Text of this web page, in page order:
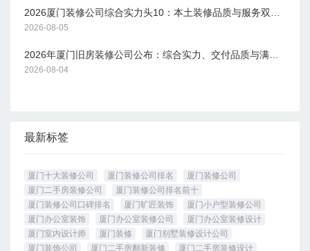
2026-08-05
2026-08-04
最新标签
厦门十大装修公司 厦门装修公司排名
厦门装修公司
厦门二手房装修公司
厦门装修公司排名前十
厦门装修公司口碑排名
厦门旷匠装饰
厦门小户型装修公司
厦门办公室装饰
厦门办公室装修公司
厦门办公室装修设计
厦门室内设计师
厦门装修
厦门别墅装修设计公司
厦门装饰公司
厦门二手房翻新装修 厦门二手房装修设计